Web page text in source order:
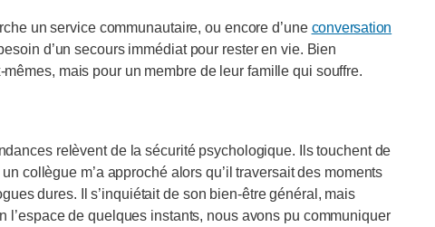
un service communautaire, ou encore d’une conversation
d’un secours immédiat pour rester en vie. Bien
mais pour un membre de leur famille qui souffre.
relèvent de la sécurité psychologique. Ils touchent de
collègue m’a approché alors qu’il traversait des moments
dures. Il s’inquiétait de son bien-être général, mais
l’espace de quelques instants, nous avons pu communiquer